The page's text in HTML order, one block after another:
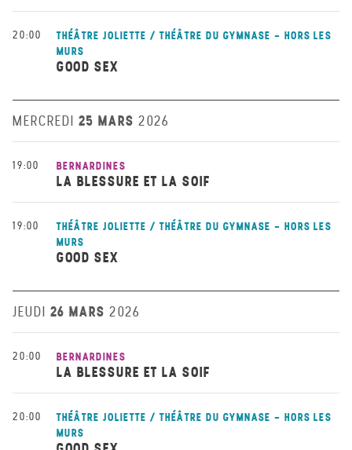
20:00
THÉÂTRE JOLIETTE / THÉÂTRE DU GYMNASE - HORS LES
MURS
GOOD SEX
MERCREDI 25 MARS 2026
19:00 BERNARDINES
LA BLESSURE ET LA SOIF
19:00
THÉÂTRE JOLIETTE / THÉÂTRE DU GYMNASE - HORS LES
MURS
GOOD SEX
JEUDI 26 MARS 2026
20:00 BERNARDINES
LA BLESSURE ET LA SOIF
20:00
THÉÂTRE JOLIETTE / THÉÂTRE DU GYMNASE - HORS LES
MURS